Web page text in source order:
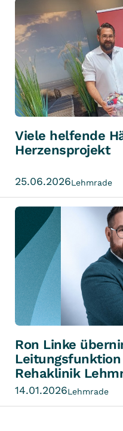
Viele helfende
Herzensprojekt
25.06.2026Lehmrade
Ron Linke
Leitungsfunktion
Rehaklinik
14.01.2026Lehmrade